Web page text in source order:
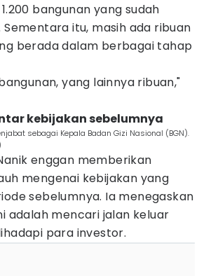
bangunan yang sudah
Sementara itu, masih ada ribuan
berada dalam berbagai tahap
yang lainnya ribuan,"
kebijakan sebelumnya
sebagai Kepala Badan Gizi Nasional (BGN).
enggan memberikan
mengenai kebijakan yang
sebelumnya. Ia menegaskan
adalah mencari jalan keluar
para investor.